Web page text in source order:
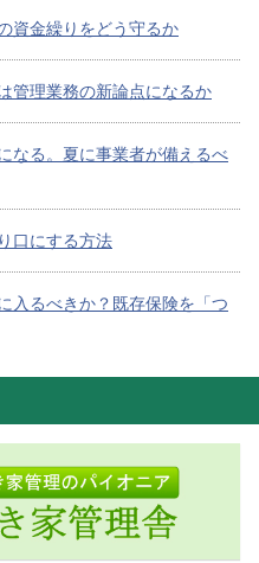
資金繰りをどう守るか
管理業務の新論点になるか
なる。夏に事業者が備えるべ
口にする方法
入るべきか？既存保険を「つ